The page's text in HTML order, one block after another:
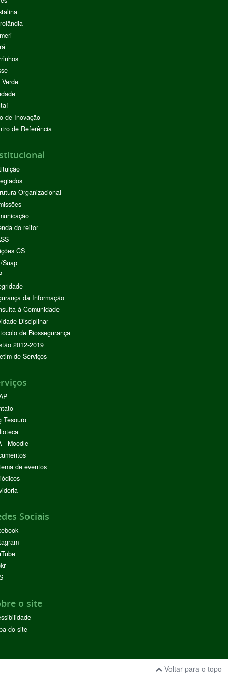
de Inovação
de Referência
Organizacional
do reitor
CS
Suap
da Informação
à Comunidade
Disciplinar
de Biossegurança
2012-2019
de Serviços
Tesouro
- Moodle
de eventos
Sociais
o site
do site
Voltar para o topo